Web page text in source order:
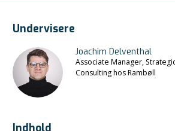
Undervisere
Joachim Delventhal
Associate Manager,
Consulting hos Rambøll
Indhold